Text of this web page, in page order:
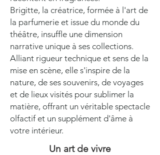
Brigitte, la créatrice, formée à l'art de
la parfumerie et issue du monde du
théâtre, insuffle une dimension
narrative unique à ses collections.
Alliant rigueur technique et sens de la
mise en scène, elle s'inspire de la
nature, de ses souvenirs, de voyages
et de lieux visités pour sublimer la
matière, offrant un véritable spectacle
olfactif et un supplément d'âme à
votre intérieur.
Un art de vivre